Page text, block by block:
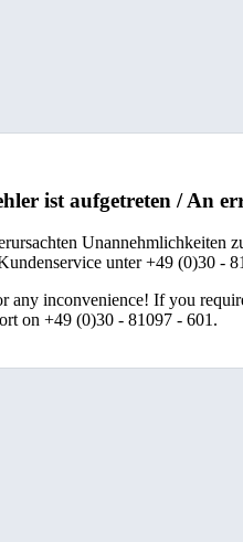
ist aufgetreten / An
Unannehmlichkeiten
unter +49 (0)30 -
any inconvenience! If you
on +49 (0)30 - 81097 - 601.